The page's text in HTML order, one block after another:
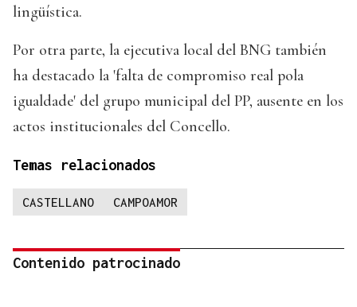
lingüística.
Por otra parte, la ejecutiva local del BNG también
ha destacado la 'falta de compromiso real pola
igualdade' del grupo municipal del PP, ausente en los
actos institucionales del Concello.
Temas relacionados
CASTELLANO CAMPOAMOR
Contenido patrocinado